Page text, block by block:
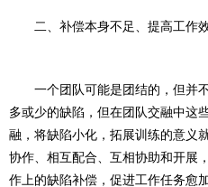
二、补偿本身不足、提高工作
一个团队可能是团结的，但并不
多或少的缺陷，但在团队交融中这
融，将缺陷小化，拓展训练的意义
协作、相互配合、互相协助和开展
作上的缺陷补偿，促进工作任务愈